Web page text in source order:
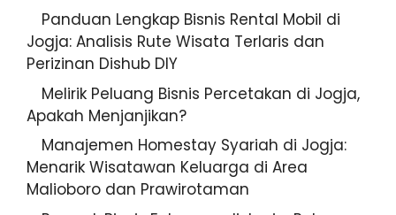
Panduan Lengkap Bisnis Rental Mobil di
Jogja: Analisis Rute Wisata Terlaris dan
Perizinan Dishub DIY
Melirik Peluang Bisnis Percetakan di
Jogja, Apakah Menjanjikan?
Manajemen Homestay Syariah di Jogja:
Menarik Wisatawan Keluarga di Area
Malioboro dan Prawirotaman